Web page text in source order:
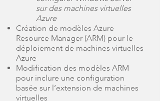
sur des machines virtuelles
Azure
Création de modèles Azure
Resource Manager (ARM) pour le
déploiement de machines virtuelles
Azure
Modification des modèles ARM
pour inclure une configuration
basée sur l’extension de machines
virtuelles